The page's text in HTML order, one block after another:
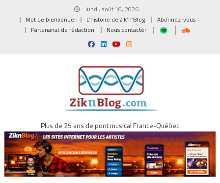
lundi, août 10, 2026
Mot de bienvenue
L’histoire de Zik’n’Blog
Abonnez-vous
Partenariat de rédaction
Nous contacter
Plus de 25 ans de pont musical France-Québec